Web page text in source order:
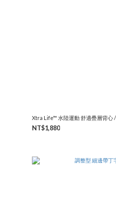
Xtra Life™ 水陸運動 舒適疊層背心 /
NT$1,880